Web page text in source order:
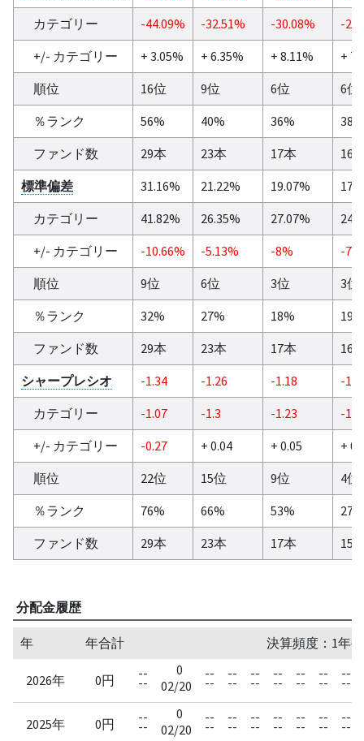
カテゴリー
-44.09% -32.51% -30.08%
-
+/- カテゴリー
+ 3.05% + 6.35% + 8.11%
+
順位
16位 9位 6位
6位
％ランク
56% 40% 36%
38%
ファンド数
29本 23本 17本
16
標準偏差
31.16% 21.22% 19.07%
カテゴリー
41.82% 26.35% 27.07%
+/- カテゴリー
-10.66% -5.13% -8%
-
順位
9位 6位 3位
3位
％ランク
32% 27% 18%
19%
ファンド数
29本 23本 17本
16
シャープレシオ
-1.34 -1.26 -1.18
-
カテゴリー
-1.07 -1.3 -1.23
-
+/- カテゴリー
-0.27 + 0.04 + 0.05
+
順位
22位 15位 9位
4位
％ランク
76% 66% 53%
27%
ファンド数
29本 23本 17本 15
分配金履歴
年 年合計 決算頻度：1年
2026年 0円 --
--
0
02/20
--
--
--
--
--
--
--
--
--
--
--
--
--
--
2025年 0円 --
--
0
02/20
--
--
--
--
--
--
--
--
--
--
--
--
--
--